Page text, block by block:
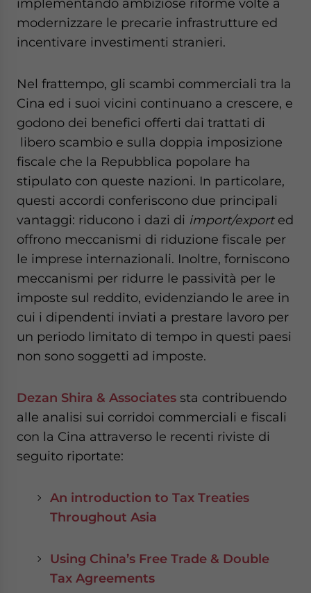
implementando ambiziose riforme volte a
modernizzare le precarie infrastrutture ed
incentivare investimenti stranieri.
Nel frattempo, gli scambi commerciali tra la
Cina ed i suoi vicini continuano a crescere, e
godono dei benefici offerti dai trattati di
libero scambio e sulla doppia imposizione
fiscale che la Repubblica popolare ha
stipulato con queste nazioni. In particolare,
questi accordi conferiscono due principali
vantaggi: riducono i dazi di import/exported
offrono meccanismi di riduzione fiscale per
le imprese internazionali. Inoltre, forniscono
meccanismi per ridurre le passività per le
imposte sul reddito, evidenziando le aree in
cui i dipendenti inviati a prestare lavoro per
un periodo limitato di tempo in questi paesi
non sono soggetti ad imposte.
Dezan Shira & Associates sta contribuendo
alle analisi sui corridoi commerciali e fiscali
con la Cina attraverso le recenti riviste di
seguito riportate:
An introduction to Tax Treaties
Throughout Asia
Using China’s Free Trade & Double
Tax Agreements